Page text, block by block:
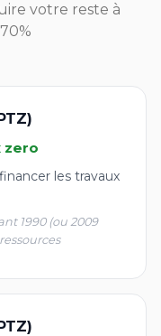
votre reste à
zero
les travaux
1990 (ou 2009